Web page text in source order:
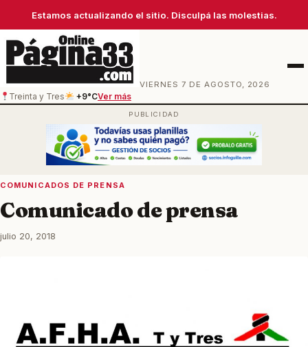
Estamos actualizando el sitio. Disculpá las molestias.
VIERNES 7 DE AGOSTO, 2026
Treinta y Tres
+9°CVer más
Menú
COMUNICADOS DE PRENSA
Comunicado de prensa
julio 20, 2018